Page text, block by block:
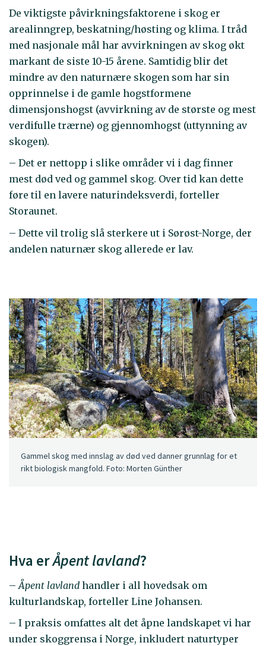
De viktigste påvirkningsfaktorene i skog er
arealinngrep, beskatning/høsting og klima. I tråd
med nasjonale mål har avvirkningen av skog økt
markant de siste 10-15 årene. Samtidig blir det
mindre av den naturnære skogen som har sin
opprinnelse i de gamle hogstformene
dimensjonshogst (avvirkning av de største og mest
verdifulle trærne) og gjennomhogst (uttynning av
sko­gen).
– Det er nettopp i slike områder vi i dag finner
mest død ved og gammel skog. Over tid kan dette
føre til en lavere naturindeksverdi, forteller
Storaunet.
– Dette vil trolig slå sterkere ut i Sørøst-Norge, der
andelen naturnær skog allerede er lav.
Gammel skog med innslag av død ved danner grunnlag for et
rikt biologisk mangfold. Foto: Morten Günther
Hva erÅpent lavland?
– Åpent lavland handler i all hovedsak om
kulturlandskap, forteller Line Johansen.
– I praksis omfattes alt det åpne landskapet vi har
under skoggrensa i Norge, inkludert naturtyper